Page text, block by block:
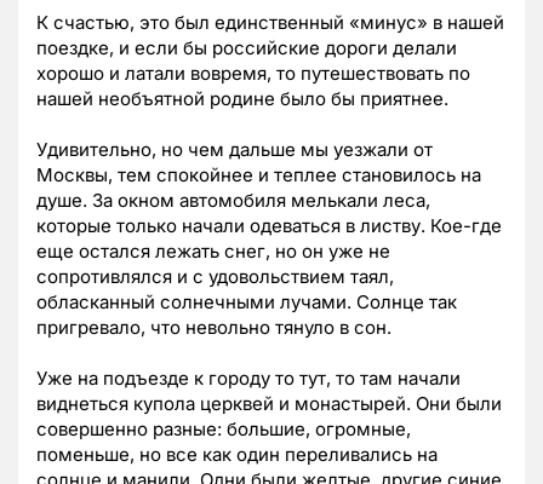
К счастью, это был единственный «минус» в нашей
поездке, и если бы российские дороги делали
хорошо и латали вовремя, то путешествовать по
нашей необъятной родине было бы приятнее.
Удивительно, но чем дальше мы уезжали от
Москвы, тем спокойнее и теплее становилось на
душе. За окном автомобиля мелькали леса,
которые только начали одеваться в листву. Кое-где
еще остался лежать снег, но он уже не
сопротивлялся и с удовольствием таял,
обласканный солнечными лучами. Солнце так
пригревало, что невольно тянуло в сон.
Уже на подъезде к городу то тут, то там начали
виднеться купола церквей и монастырей. Они были
совершенно разные: большие, огромные,
поменьше, но все как один переливались на